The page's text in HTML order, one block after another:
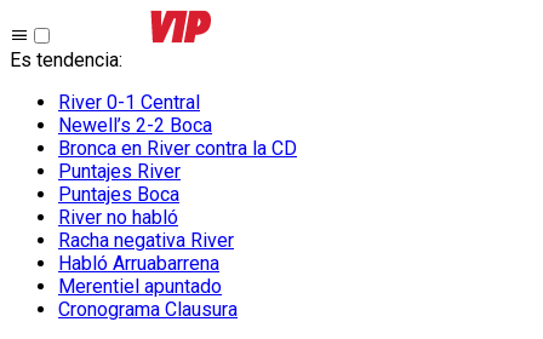
Es tendencia:
River 0-1 Central
Newell’s 2-2 Boca
Bronca en River contra la CD
Puntajes River
Puntajes Boca
River no habló
Racha negativa River
Habló Arruabarrena
Merentiel apuntado
Cronograma Clausura